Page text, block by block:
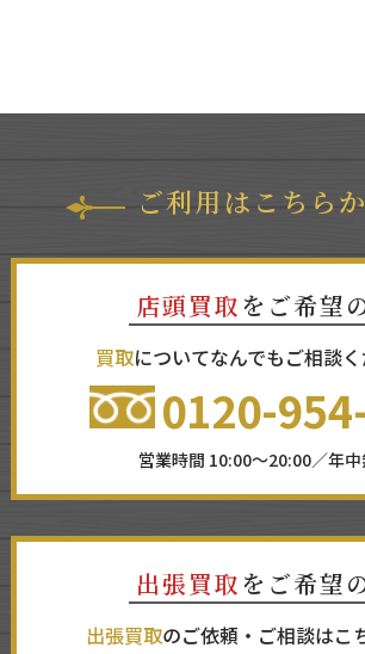
ご利用はこちら
店頭買取 をご希望
買取についてなんでもご相談く
0120-
営業時間 10:00～20:00／年
出張買取 をご希望
出張買取のご依頼・ご相談はこ